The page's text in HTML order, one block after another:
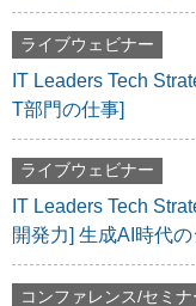
ライブウェビナー
IT Leaders Tech
T部門の仕事]
ライブウェビナー
IT Leaders Tech
開発力] 生成AI時代
コンファレンス/セミナ